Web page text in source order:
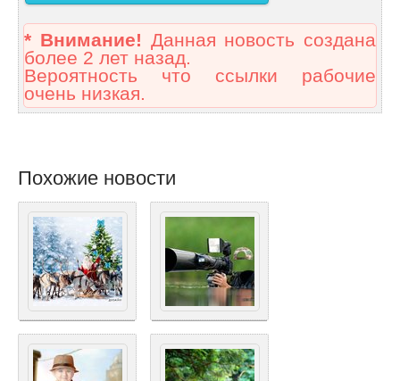
* Внимание! Данная новость создана
более 2 лет назад.
Вероятность что ссылки рабочие
очень низкая.
Похожие новости